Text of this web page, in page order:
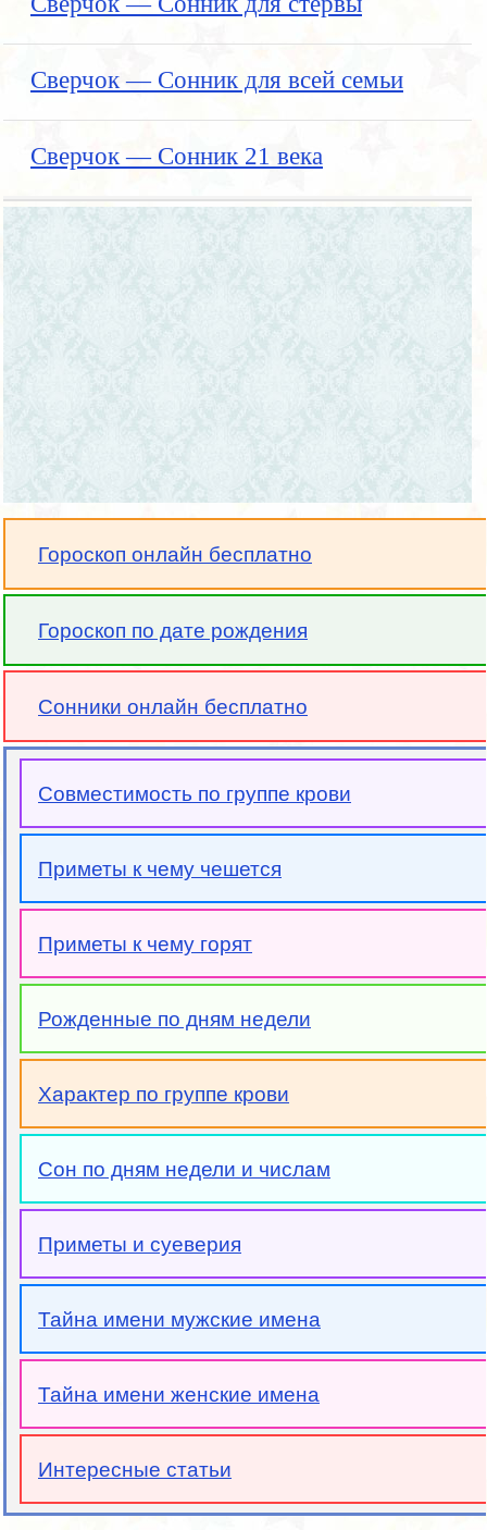
Сверчок — Сонник для всей семьи
Сверчок — Сонник 21 века
Гороскоп онлайн бесплатно
Гороскоп по дате рождения
Сонники онлайн бесплатно
Совместимость по группе крови
Приметы к чему чешется
Приметы к чему горят
Рожденные по дням недели
Характер по группе крови
Сон по дням недели и числам
Приметы и суеверия
Тайна имени мужские имена
Тайна имени женские имена
Интересные статьи